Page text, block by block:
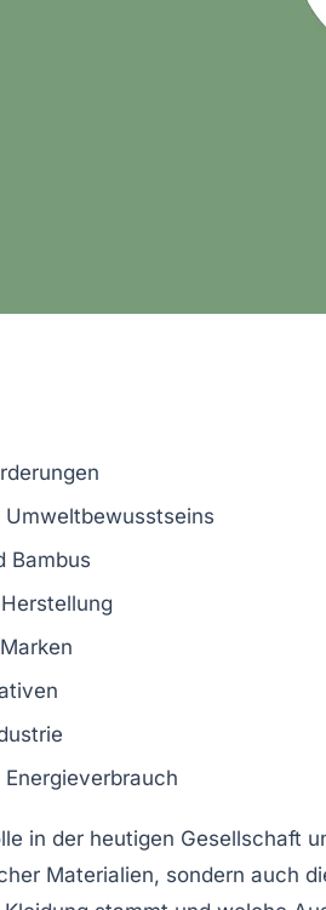
Umweltbewusstseins
Bambus
in der heutigen Gesellschaft
Materialien, sondern auch